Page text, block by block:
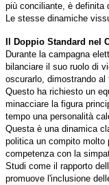
più conciliante, è definita
Le stesse dinamiche
Il Doppio Standard nel
Durante la campagna
bilanciare il suo ruolo di
oscurarlo, dimostrando
Questo ha richiesto un
minacciare la figura
tempo una personalità
Questa è una dinamica
politica un compito molto
competenza con la
Studi come il rapporto
promuove l'inclusione